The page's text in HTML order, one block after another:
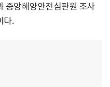
중앙해양안전심판원 조사
다.